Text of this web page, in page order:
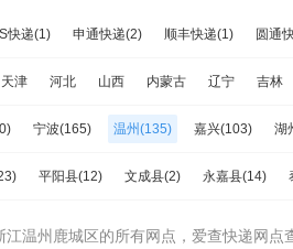
快递(1) 申通快递(2) 顺丰快递(1) 圆通
能物流(22) 苏宁快递(1) 全一快递(1)
佳吉快运(1) 亚风快递(2) 佳怡物流(0)
天津 河北 山西 内蒙古 辽宁 吉林
江西 山东
云南 西藏
澳门
宁波(165) 温州(135) 嘉兴(103) 湖
平阳县(12) 文成县(2) 永嘉县(14)
江温州鹿城区的所有网点，爱查快递网点